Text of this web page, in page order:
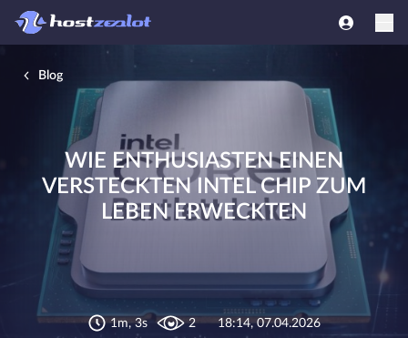
Blog
WIE ENTHUSIASTEN EINEN
VERSTECKTEN INTEL CHIP ZUM
LEBEN ERWECKTEN
1m, 3s 2 18:14, 07.04.2026